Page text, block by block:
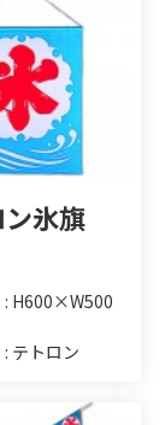
氷旗
トロン